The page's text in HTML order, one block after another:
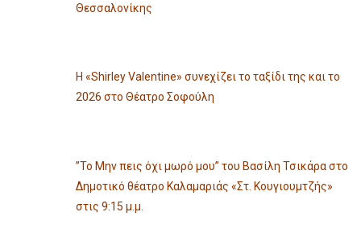
Θεσσαλονίκης
Η «Shirley Valentine» συνεχίζει το ταξίδι της και το
2026 στο Θέατρο Σοφούλη
”Το Μην πεις όχι μωρό μου” του Βασίλη Τσικάρα στο
Δημοτικό θέατρο Καλαμαριάς «Στ. Κουγιουμτζής»
στις 9:15 μ.μ.